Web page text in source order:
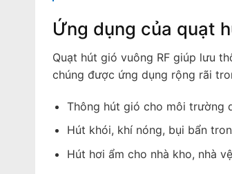
Ứng dụng của quạt
Quạt hút gió vuông RF giúp lưu
chúng được ứng dụng rộng rãi
Thông hút gió cho môi trường
Hút khói, khí nóng, bụi bẩn
Hút hơi ẩm cho nhà kho, nhà